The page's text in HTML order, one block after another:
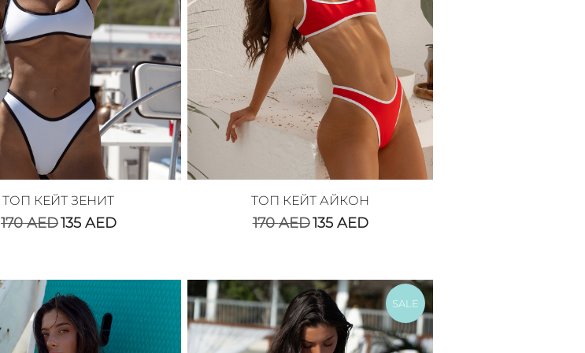
ТОП КЕЙТ ЗЕНИТ
170AED135 AED
ТОП КЕЙТ АЙКОН
170AED135 AED
SALE